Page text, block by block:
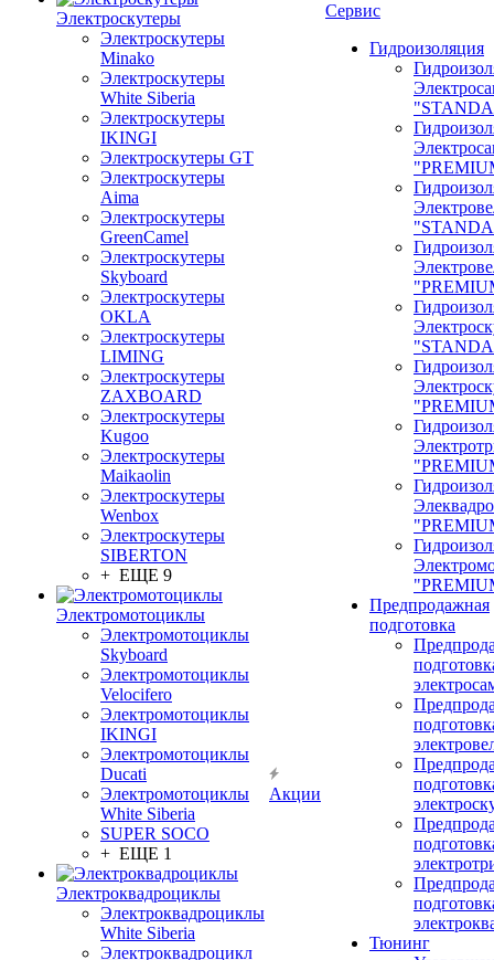
Электроскутеры
Электроскутеры
Minako
Электроскутеры
White Siberia
Электроскутеры
IKINGI
Электроскутеры GT
Электроскутеры
Aima
Электроскутеры
GreenCamel
Электроскутеры
Skyboard
Электроскутеры
OKLA
Электроскутеры
LIMING
Электроскутеры
ZAXBOARD
Электроскутеры
Kugoo
Электроскутеры
Maikaolin
Электроскутеры
Wenbox
Электроскутеры
SIBERTON
+ ЕЩЕ 9
Электромотоциклы
Электромотоциклы
Skyboard
Электромотоциклы
Velocifero
Электромотоциклы
IKINGI
Электромотоциклы
Ducati
Электромотоциклы
White Siberia
SUPER SOCO
+ ЕЩЕ 1
Электроквадроциклы
Электроквадроциклы
White Siberia
Электроквадроцикл
Акции
Сервис
Гидроизоляция
Предпродажная
подготовка
Тюнинг